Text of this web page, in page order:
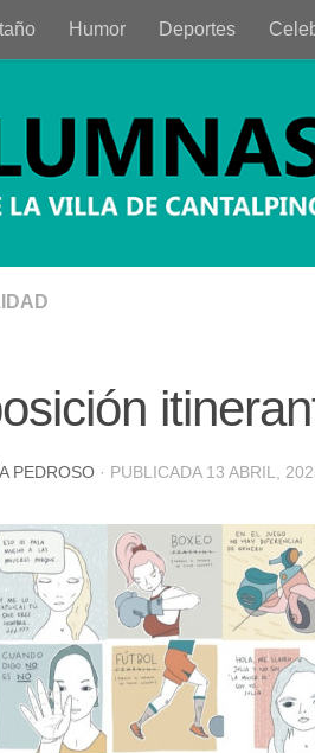
Humor Deportes
PEDROSO · PUBLICADA 13 ABRIL,